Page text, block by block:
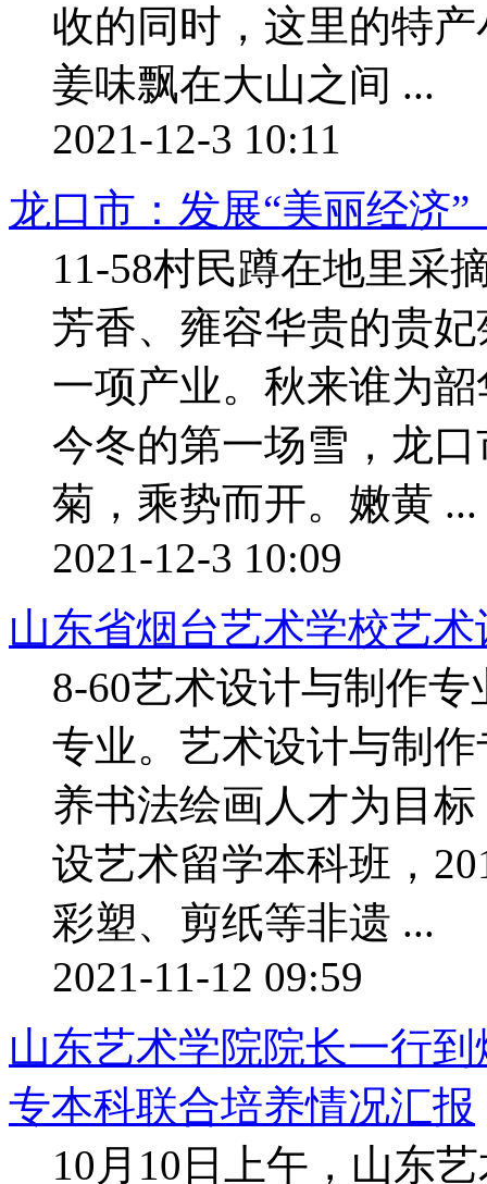
收的同时，这里的特
姜味飘在大山之间 ...
2021-12-3 10:11
龙口市：发展“美丽经济
11-58村民蹲在地里采
芳香、雍容华贵的贵
一项产业。秋来谁为
今冬的第一场雪，龙
菊，乘势而开。嫩黄 ...
2021-12-3 10:09
山东省烟台艺术学校艺
8-60艺术设计与制作
专业。艺术设计与制
养书法绘画人才为目
设艺术留学本科班，
彩塑、剪纸等非遗 ...
2021-11-12 09:59
山东艺术学院院长一行
专本科联合培养情况汇报
10月10日上午，山东